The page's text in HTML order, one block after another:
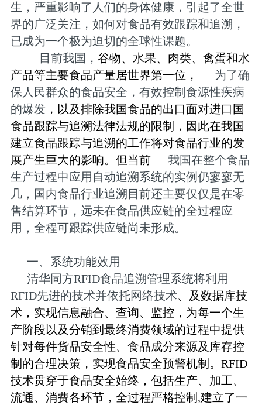
生，严重影响了人们的身体健康，引起了全世
界的广泛关注，如何对食品有效跟踪和追溯，
已成为一个极为迫切的全球性课题。
目前我国，谷物、水果、肉类、禽蛋和水
产品等主要食品产量居世界第一位，
为了确
保人民群众的食品安全，有效控制食源性疾病
的爆发 ，以及排除我国食品的出口面对进口国
食品跟踪与追溯法律法规的限制，因此在我国
建立食品跟踪与追溯的工作将对食品行业的发
展产生巨大的影响。但当前
我国在整个食品
生产过程中应用自动追溯系统的实例仍寥寥无
几，国内食品行业追溯目前还主要仅仅是在零
售结算环节，远未在食品供应链的全过程应
用，全程可跟踪供应链尚未形成。
一、系统功能效用
清华同方RFID食品追溯管理系统将利用
RFID先进的技术并依托网络技术、及数据库技
术，实现信息融合、查询、监控，为每一个生
产阶段以及分销到最终消费领域的过程中提供
针对每件货品安全性、食品成分来源及库存控
制的合理决策，实现食品安全预警机制。RFID
技术贯穿于食品安全始终，包括生产、加工、
流通、消费各环节，全过程严格控制,建立了一